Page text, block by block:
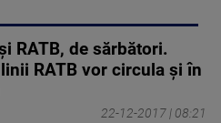
RATB, de sărbători.
RATB vor circula și în
22-12-2017 | 08:21